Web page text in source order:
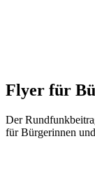
Flyer für
Der
für Bürgerinnen